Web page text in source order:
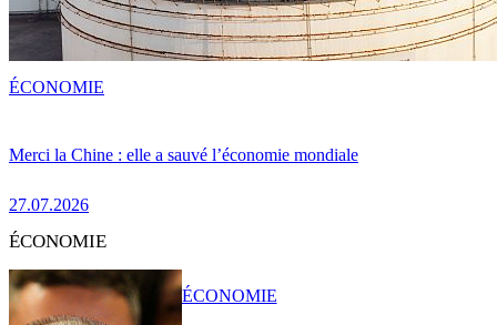
Merci la Chine : elle a sauvé l’économie mondiale
27.07.2026
ÉCONOMIE
ÉCONOMIE
ÉCONOMIE